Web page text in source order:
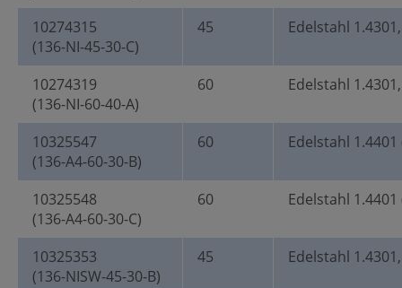
10274315
(136-NI-45-30-C)
45 Edelstahl
10274319
(136-NI-60-40-A)
60 Edelstahl
10325547
(136-A4-60-30-B)
60 Edelstahl 1.4401
10325548
(136-A4-60-30-C)
60 Edelstahl 1.4401
10325353
(136-NISW-45-30-B)
45 Edelstahl